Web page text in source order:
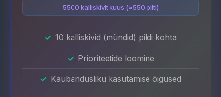
5500 kalliskivit kuus (≈550 pilti)
10 kalliskivid (mündid) pildi kohta
Prioriteetide loomine
Kaubandusliku kasutamise õigused